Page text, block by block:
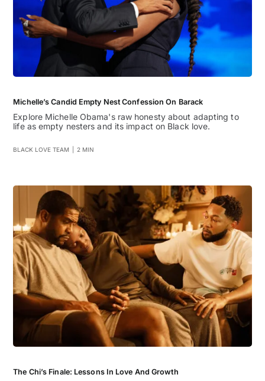
Michelle’s Candid Empty Nest Confession On Barack
Explore Michelle Obama's raw honesty about adapting to
life as empty nesters and its impact on Black love.
BLACK LOVE TEAM 2 MIN
The Chi’s Finale: Lessons In Love And Growth